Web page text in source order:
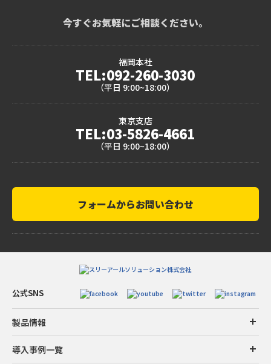
今すぐお気軽にご相談ください。
福岡本社
TEL:092-260-3030
（平日 9:00~18:00）
東京支店
TEL:03-5826-4661
（平日 9:00~18:00）
フォームからお問い合わせ
公式SNS
製品情報
導入事例一覧